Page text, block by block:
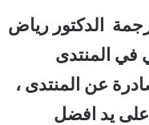
الدكتور رياض
في المنتدى
عن المنتدى ،
منذ عام 1975 والمتتلمذ على يد افضل